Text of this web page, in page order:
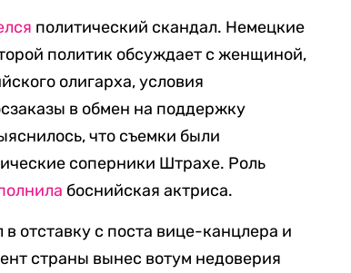
политический скандал. Немецкие
политик обсуждает с женщиной,
олигарха, условия
в обмен на поддержку
что съемки были
соперники Штрахе. Роль
боснийская актриса.
отставку с поста вице-канцлера и
страны вынес вотум недоверия